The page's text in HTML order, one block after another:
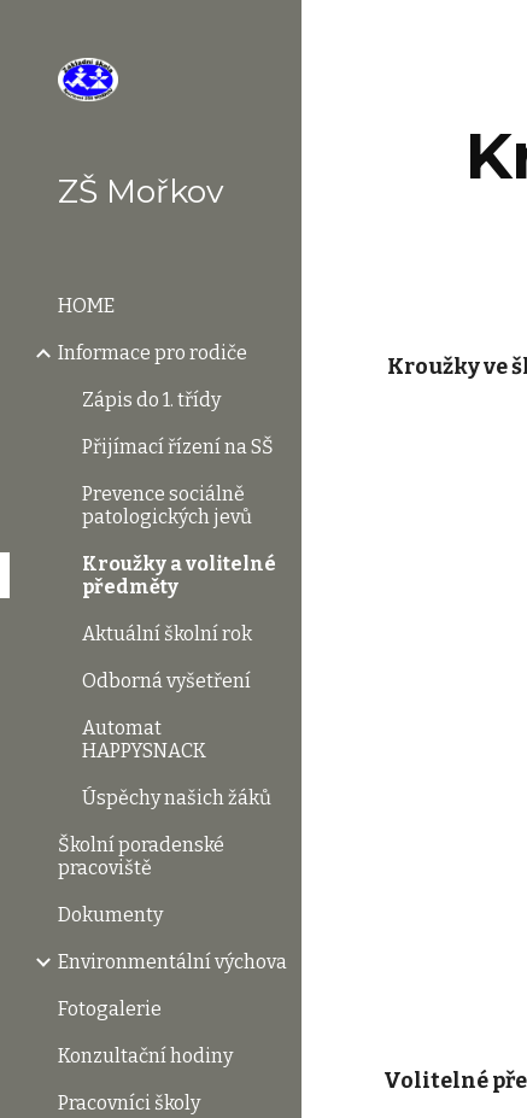
ZŠ Mořkov
HOME
Informace pro rodiče
Zápis do 1. třídy
Přijímací řízení na SŠ
Prevence sociálně
patologických jevů
Kroužky a volitelné
předměty
Aktuální školní rok
Odborná vyšetření
Automat
HAPPYSNACK
Úspěchy našich žáků
Školní poradenské
pracoviště
Dokumenty
Environmentální výchova
Fotogalerie
Konzultační hodiny
Pracovníci školy
Kroužky ve
Volitelné